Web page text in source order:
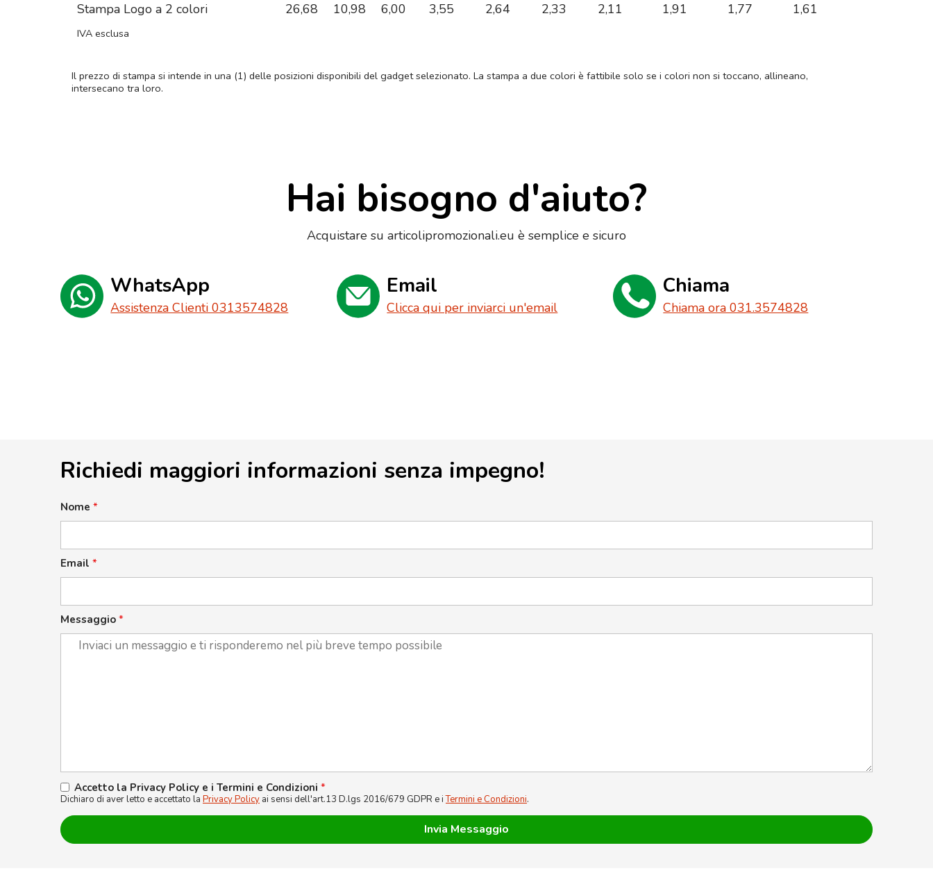
Stampa Logo a 2 colori
26,68 10,98 6,00 3,55 2,64 2,33 2,11 1,91 1,77 1,61
IVA esclusa
Il prezzo di stampa si intende in una (1) delle posizioni disponibili del gadget selezionato. La stampa a due colori è fattibile solo se i colori non si toccano, allineano,
intersecano tra loro.
Hai bisogno d'aiuto?
Acquistare su articolipromozionali.eu è semplice e sicuro
WhatsApp
Assistenza Clienti 0313574828
Email
Clicca qui per inviarci un'email
Chiama
Chiama ora 031.3574828
Richiedi maggiori informazioni senza impegno!
Nome *
Email *
Messaggio *
Accetto la Privacy Policy e i Termini e Condizioni *
Dichiaro di aver letto e accettato la Privacy Policy ai sensi dell'art.13 D.lgs 2016/679 GDPR e iTermini e Condizioni.